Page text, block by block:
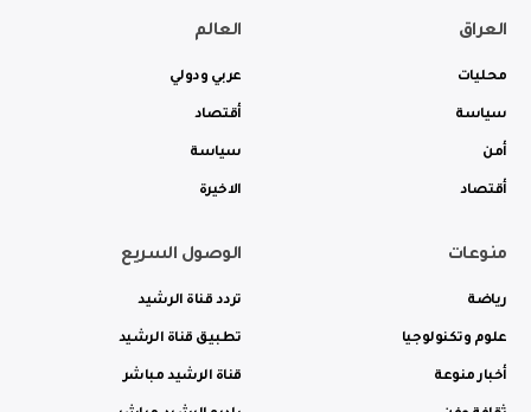
العراق
محليات
سياسة
أمن
أقتصاد
العالم
عربي ودولي
أقتصاد
سياسة
الاخيرة
منوعات
رياضة
علوم وتكنولوجيا
أخبار منوعة
الوصول السريع
تردد قناة الرشيد
تطبيق قناة الرشيد
قناة الرشيد مباشر